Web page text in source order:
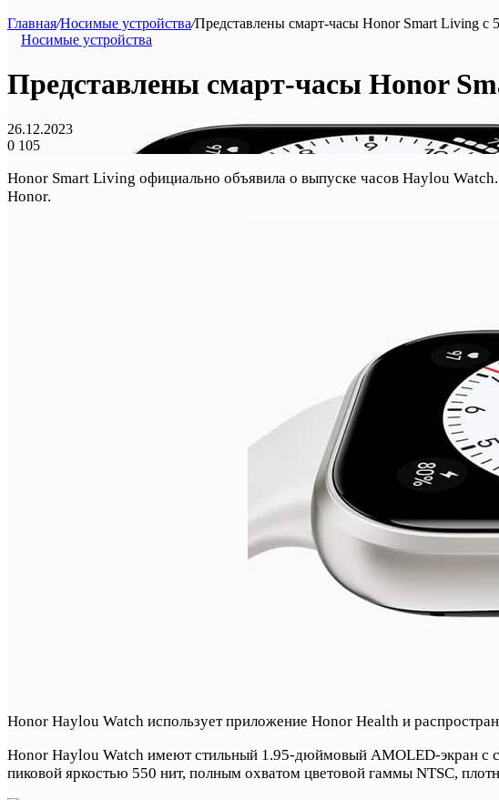
Главная/Носимые устройства/Представлены смарт-часы Honor Smart Living с
Носимые устройства
Представлены смарт-часы Honor
26.12.2023
0 105
Honor Smart Living официально объявила о выпуске часов Haylou
Honor.
Honor Haylou Watch использует приложение Honor Health и
Honor Haylou Watch имеют стильный 1.95-дюймовый AMOLED-экран с
пиковой яркостью 550 нит, полным охватом цветовой гаммы NTSC,